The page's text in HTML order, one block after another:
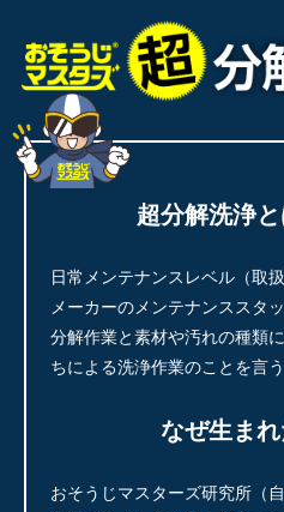
超分解洗浄
日常メンテナンスレベル（取
メーカーのメンテナンススタ
分解作業と素材や汚れの種類
ちによる洗浄作業のことを言う
なぜ生ま
おそうじマスターズ研究所（